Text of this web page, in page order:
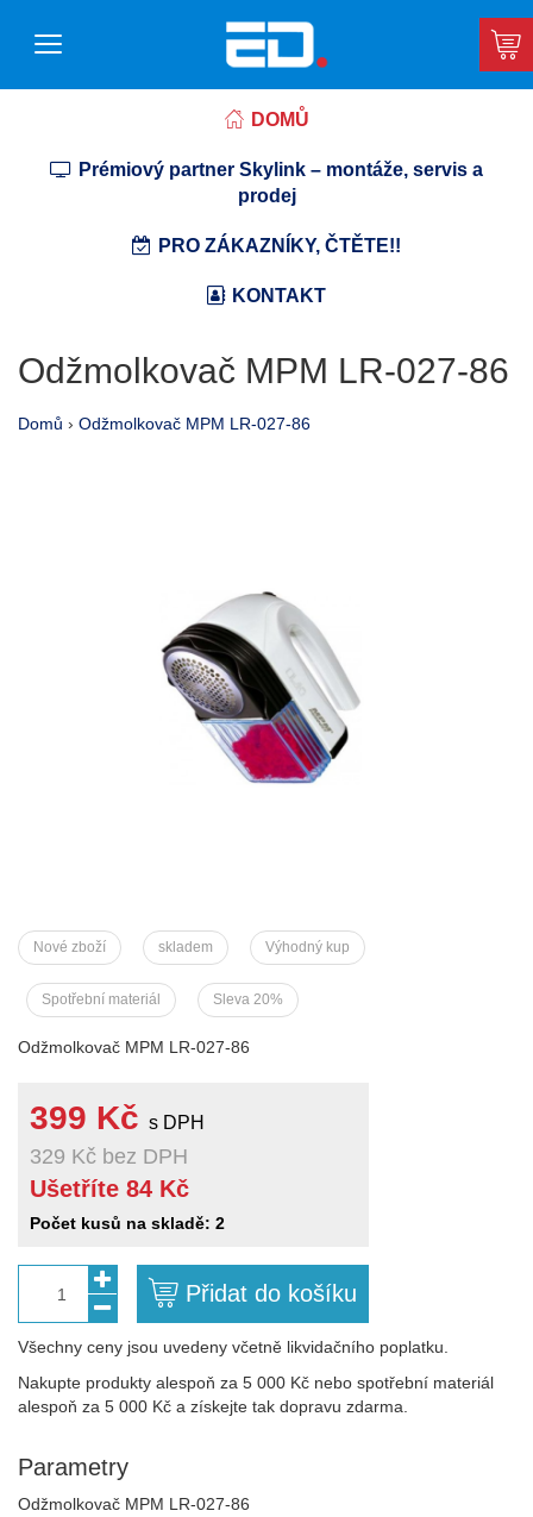
DOMŮ
Prémiový partner Skylink – montáže, servis a
prodej
PRO ZÁKAZNÍKY, ČTĚTE!!
KONTAKT
Odžmolkovač MPM LR-027-86
Domů › Odžmolkovač MPM LR-027-86
Nové zboží skladem Výhodný kup
Spotřební materiál Sleva 20%
Odžmolkovač MPM LR-027-86
399 Kč s DPH
329 Kč bez DPH
Ušetříte 84 Kč
Počet kusů na skladě: 2
1 Přidat do košíku
Všechny ceny jsou uvedeny včetně likvidačního poplatku.
Nakupte produkty alespoň za 5 000 Kč nebo spotřební materiál
alespoň za 5 000 Kč a získejte tak dopravu zdarma.
Parametry
Odžmolkovač MPM LR-027-86